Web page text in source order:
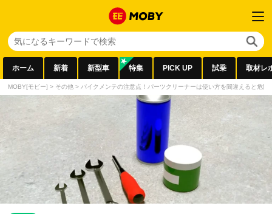
ホーム 新着 新型車 特集 PICK UP 試乗 取材レ
MOBY[モビー] > その他 > バイクメンテの注意点！パーツクリーナーは使い方を間違えると危険